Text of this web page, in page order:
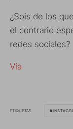
¿Sois de los
el contrario
redes sociales?
Vía
ETIQUETAS